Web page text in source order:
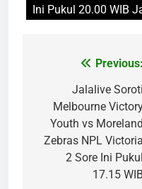
Ini Pukul 20.00 WIB
navigation
Previous:
Jalalive Soroti
Melbourne
Youth vs Moreland
Zebras NPL Victoria
2 Sore Ini Pukul
17.15 WIB